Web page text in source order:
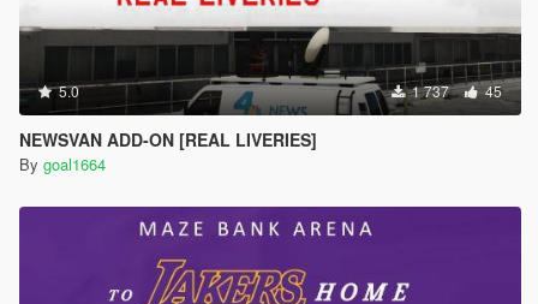
5.0 1 737 45
NEWSVAN ADD-ON [REAL LIVERIES]
By goal1664